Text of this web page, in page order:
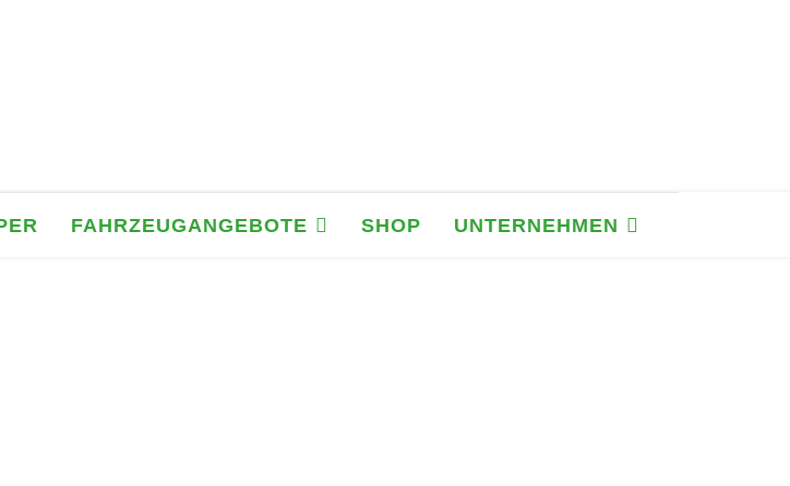
FAHRZEUGANGEBOTE SHOP UNTERNEHMEN